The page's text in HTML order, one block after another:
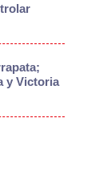
y Victoria